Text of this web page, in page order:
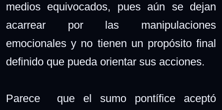
medios equivocados, pues aún se dejan
acarrear por las manipulaciones
emocionales y no tienen un propósito final
definido que pueda orientar sus acciones.
Parece que el sumo pontífice aceptó